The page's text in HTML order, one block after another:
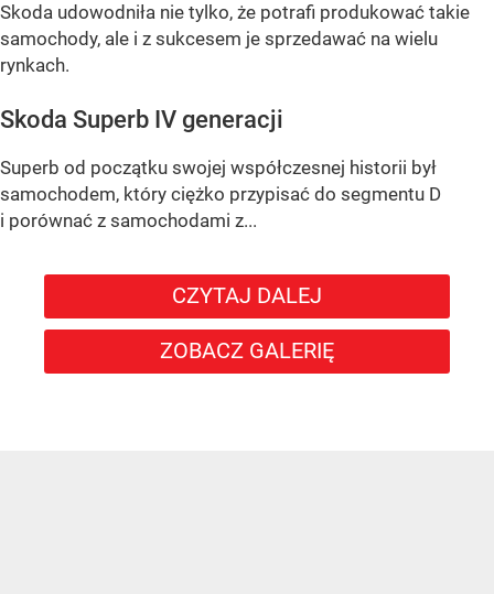
Skoda udowodniła nie tylko, że potrafi produkować takie
samochody, ale i z sukcesem je sprzedawać na wielu
rynkach.
Skoda Superb IV generacji
Superb od początku swojej współczesnej historii był
samochodem, który ciężko przypisać do segmentu D
i porównać z samochodami z...
CZYTAJ DALEJ
ZOBACZ GALERIĘ